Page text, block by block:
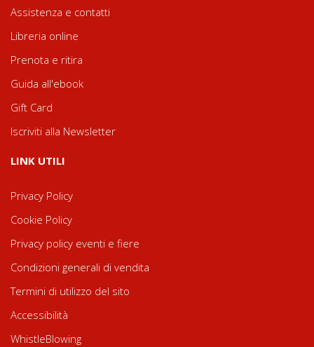
Assistenza e contatti
Libreria online
Prenota e ritira
Guida all'ebook
Gift Card
Iscriviti alla Newsletter
LINK UTILI
Privacy Policy
Cookie Policy
Privacy policy eventi e fiere
Condizioni generali di vendita
Termini di utilizzo del sito
Accessibilità
WhistleBlowing